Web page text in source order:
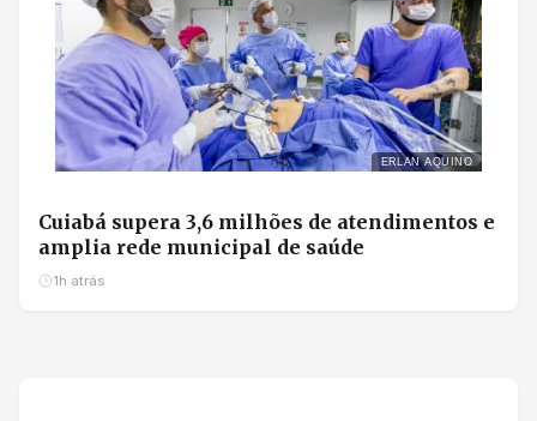
ERLAN AQUINO
Cuiabá supera 3,6 milhões de atendimentos e
amplia rede municipal de saúde
1h atrás